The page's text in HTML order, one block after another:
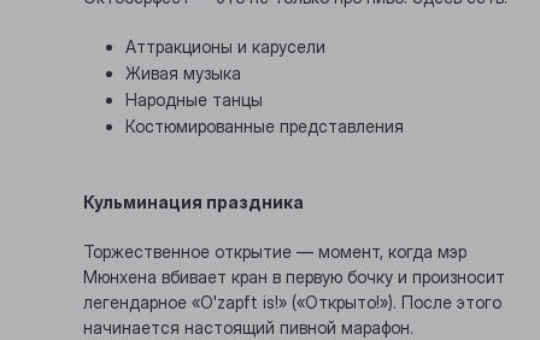
Аттракционы и карусели
Живая музыка
Народные танцы
Костюмированные представления
Кульминация праздника
Торжественное открытие — момент, когда мэр
Мюнхена вбивает кран в первую бочку и произносит
легендарное «O'zapft is!» («Открыто!»). После этого
начинается настоящий пивной марафон.